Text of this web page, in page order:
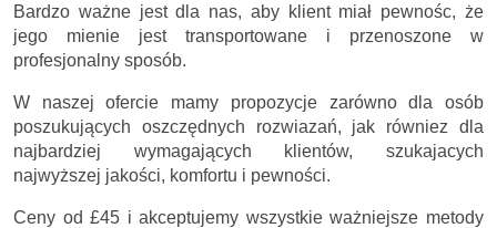
Bardzo ważne jest dla nas, aby klient miał pewnośc, że
jego mienie jest transportowane i przenoszone w
profesjonalny sposób.
W naszej ofercie mamy propozycje zarówno dla osób
poszukujących oszczędnych rozwiazań, jak równiez dla
najbardziej wymagających klientów, szukajacych
najwyższej jakości, komfortu i pewności.
Ceny od £45 i akceptujemy wszystkie ważniejsze metody